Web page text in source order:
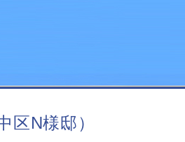
N様邸）